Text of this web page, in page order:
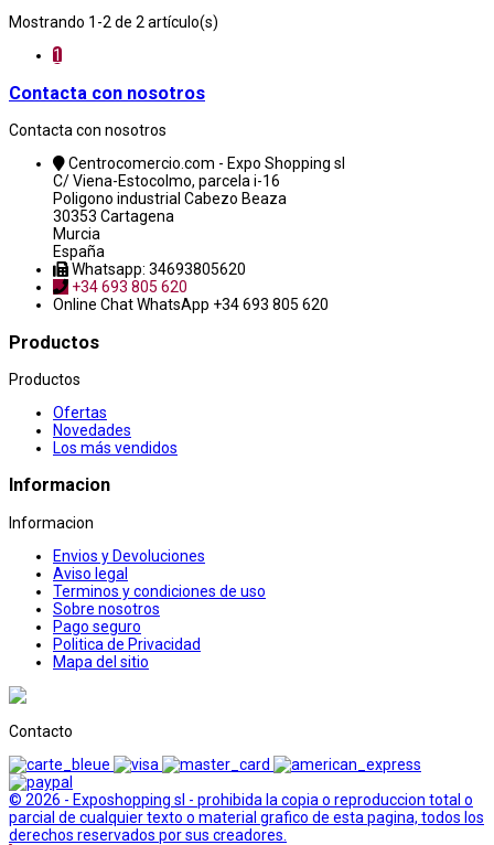
Mostrando 1-2 de 2 artículo(s)
1
Contacta con nosotros
Contacta con nosotros
Centrocomercio.com - Expo Shopping sl
C/ Viena-Estocolmo, parcela i-16
Poligono industrial Cabezo Beaza
30353 Cartagena
Murcia
España
Whatsapp: 34693805620
+34 693 805 620
Online ChatWhatsApp +34 693 805 620
Productos
Productos
Ofertas
Novedades
Los más vendidos
Informacion
Informacion
Envios y Devoluciones
Aviso legal
Terminos y condiciones de uso
Sobre nosotros
Pago seguro
Politica de Privacidad
Mapa del sitio
Contacto
© 2026 - Exposhopping sl - prohibida la copia o reproduccion total o
parcial de cualquier texto o material grafico de esta pagina, todos los
derechos reservados por sus creadores.